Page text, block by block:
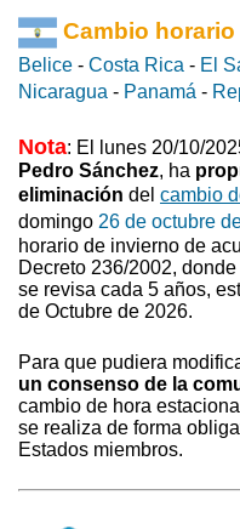
Cambio horario
Belice - Costa Rica - El
Nicaragua - Panamá -
Nota: El lunes 20/10/
Pedro Sánchez, ha
eliminación del cambio
domingo 26 de octubre
horario de invierno de
Decreto 236/2002,
se revisa cada 5 años,
de Octubre de 2026.
Para que pudiera
un consenso de la
cambio de hora
se realiza de forma
Estados miembros.